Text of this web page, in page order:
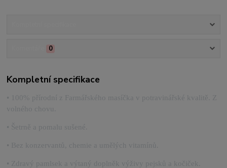
0
Kompletní specifikace
• 100% přírodní z Farmářského masíčka v potravinářské kvalitě. Z
volného chovu.
• Šetrně a pomalu sušené.
• Bez konzervantů, chemie a umělých vitamínů.
• Zdravý pamlsek a výtaný doplněk výživy pejsků a kočiček.